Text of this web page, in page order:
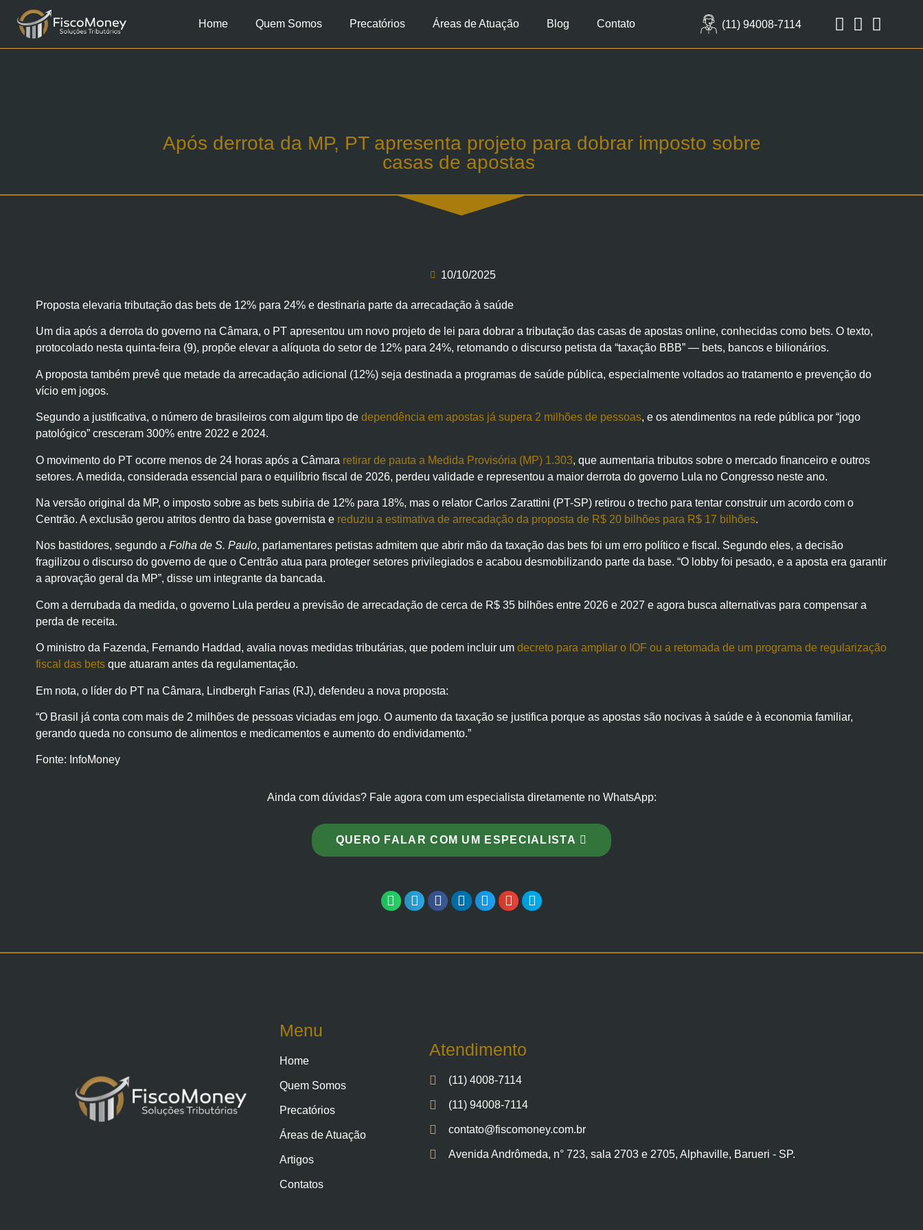
Home Quem Somos Precatórios Áreas de Atuação Blog Contato (11) 94008-7114
Após derrota da MP, PT apresenta projeto para dobrar imposto sobre
casas de apostas
10/10/2025
Proposta elevaria tributação das bets de 12% para 24% e destinaria parte da arrecadação à saúde
Um dia após a derrota do governo na Câmara, o PT apresentou um novo projeto de lei para dobrar a tributação das casas de apostas online, conhecidas como bets. O texto,
protocolado nesta quinta-feira (9), propõe elevar a alíquota do setor de 12% para 24%, retomando o discurso petista da “taxação BBB” — bets, bancos e bilionários.
A proposta também prevê que metade da arrecadação adicional (12%) seja destinada a programas de saúde pública, especialmente voltados ao tratamento e prevenção do
vício em jogos.
Segundo a justificativa, o número de brasileiros com algum tipo de dependência em apostas já supera 2 milhões de pessoas, e os atendimentos na rede pública por “jogo
patológico” cresceram 300% entre 2022 e 2024.
O movimento do PT ocorre menos de 24 horas após a Câmara retirar de pauta a Medida Provisória (MP) 1.303, que aumentaria tributos sobre o mercado financeiro e outros
setores. A medida, considerada essencial para o equilíbrio fiscal de 2026, perdeu validade e representou a maior derrota do governo Lula no Congresso neste ano.
Na versão original da MP, o imposto sobre as bets subiria de 12% para 18%, mas o relator Carlos Zarattini (PT-SP) retirou o trecho para tentar construir um acordo com o
Centrão. A exclusão gerou atritos dentro da base governista e reduziu a estimativa de arrecadação da proposta de R$ 20 bilhões para R$ 17 bilhões.
Nos bastidores, segundo a Folha de S. Paulo, parlamentares petistas admitem que abrir mão da taxação das bets foi um erro político e fiscal. Segundo eles, a decisão
fragilizou o discurso do governo de que o Centrão atua para proteger setores privilegiados e acabou desmobilizando parte da base. “O lobby foi pesado, e a aposta era garantir
a aprovação geral da MP”, disse um integrante da bancada.
Com a derrubada da medida, o governo Lula perdeu a previsão de arrecadação de cerca de R$ 35 bilhões entre 2026 e 2027 e agora busca alternativas para compensar a
perda de receita.
O ministro da Fazenda, Fernando Haddad, avalia novas medidas tributárias, que podem incluir um decreto para ampliar o IOF ou a retomada de um programa de regularização
fiscal das bets que atuaram antes da regulamentação.
Em nota, o líder do PT na Câmara, Lindbergh Farias (RJ), defendeu a nova proposta:
“O Brasil já conta com mais de 2 milhões de pessoas viciadas em jogo. O aumento da taxação se justifica porque as apostas são nocivas à saúde e à economia familiar,
gerando queda no consumo de alimentos e medicamentos e aumento do endividamento.”
Fonte: InfoMoney
Ainda com dúvidas? Fale agora com um especialista diretamente no WhatsApp:
QUERO FALAR COM UM ESPECIALISTA
Menu
Home
Quem Somos
Precatórios
Áreas de Atuação
Artigos
Contatos
Atendimento
(11) 4008-7114
(11) 94008-7114
contato@fiscomoney.com.br
Avenida Andrômeda, n° 723, sala 2703 e 2705, Alphaville, Barueri - SP.